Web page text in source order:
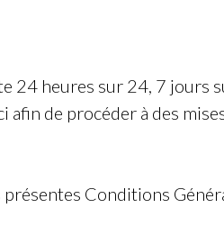
24 heures sur 24, 7 jours
de procéder à des
Conditions